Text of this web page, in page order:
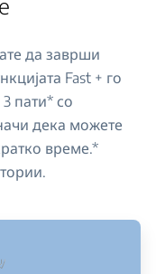
да заврши
Fast + го
пати* со
дека можете
време.*